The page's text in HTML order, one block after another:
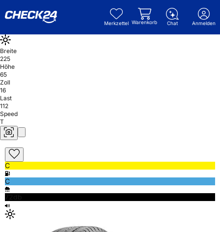
Merkzettel Warenkorb Chat Anmelden
Breite
225
Höhe
65
Zoll
16
Last
112
Speed
T
C
C
72db